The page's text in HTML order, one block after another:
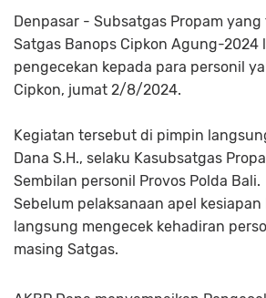
Denpasar - Subsatgas Propam
Satgas Banops Cipkon Agung-2024
pengecekan kepada para personil
Cipkon, jumat 2/8/2024.
Kegiatan tersebut di pimpin
Dana S.H., selaku Kasubsatgas
Sembilan personil Provos Polda Bali.
Sebelum pelaksanaan apel kesiapan
langsung mengecek kehadiran
masing Satgas.